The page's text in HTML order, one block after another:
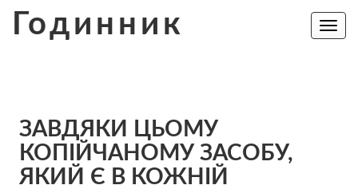
Годинник
Toggle
ЗАВДЯКИ ЦЬОМУ
КОПІЙЧАНОМУ ЗАСОБУ,
ЯКИЙ Є В КОЖНІЙ